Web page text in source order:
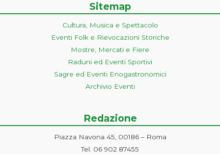
Sitemap
Cultura, Musica e Spettacolo
Eventi Folk e Rievocazioni Storiche
Mostre, Mercati e Fiere
Raduni ed Eventi Sportivi
Sagre ed Eventi Enogastronomici
Archivio Eventi
Redazione
Piazza Navona 45, 00186 – Roma
Tel. 06 902 87455